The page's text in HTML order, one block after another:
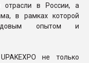
отрасли в России, а
в рамках которой
опытом и
не только